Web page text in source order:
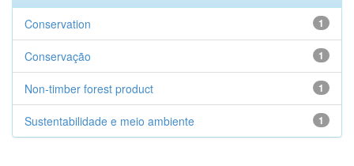
1
Conservation
1
Conservação
1
Non-timber forest product
1
Sustentabilidade e meio ambiente